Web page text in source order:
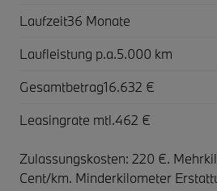
Laufzeit36 Monate
Laufleistung p.a.5.000 km
Gesamtbetrag16.632 €
Leasingrate mtl.462 €
Zulassungskosten: 220 €.
Cent/km. Minderkilometer